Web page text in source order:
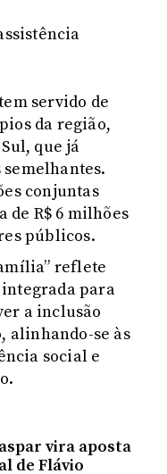
servido de
da região,
que já
conjuntas
de R$ 6 milhões
públicos.
reflete
para
a inclusão
alinhando-se às
social e
vira aposta
de Flávio